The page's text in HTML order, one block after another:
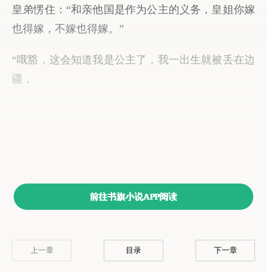
上一章 目录 下一章
前往书旗小说APP阅读